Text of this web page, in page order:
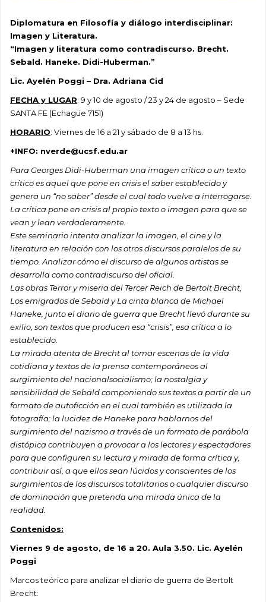
Diplomatura en Filosofía y diálogo interdisciplinar:
Imagen y Literatura.
“Imagen y literatura como contradiscurso. Brecht.
Sebald. Haneke. Didi-Huberman.”
Lic. Ayelén Poggi – Dra. Adriana Cid
FECHA y LUGAR: 9 y 10 de agosto / 23 y 24 de agosto – Sede
SANTA FE (Echagüe 7151)
HORARIO: Viernes de 16 a 21 y sábado de 8 a 13 hs.
+INFO: nverde@ucsf.edu.ar
Para Georges Didi-Huberman una imagen crítica o un texto
crítico es aquel que pone en crisis el saber establecido y
genera un “no saber” desde el cual todo vuelve a interrogarse.
La crítica pone en crisis al propio texto o imagen para que se
vean y lean verdaderamente.
Este seminario intenta analizar la imagen, el cine y la
literatura en relación con los otros discursos paralelos de su
tiempo. Analizar cómo el discurso de algunos artistas se
desarrolla como contradiscurso del oficial.
Las obras Terror y miseria del Tercer Reich de Bertolt Brecht,
Los emigrados de Sebald y La cinta blanca de Michael
Haneke, junto el diario de guerra que Brecht llevó durante su
exilio, son textos que producen esa “crisis”, esa crítica a lo
establecido.
La mirada atenta de Brecht al tomar escenas de la vida
cotidiana y textos de la prensa contemporáneos al
surgimiento del nacionalsocialismo; la nostalgia y
sensibilidad de Sebald componiendo sus textos a partir de un
formato de autoficción en el cual también es utilizada la
fotografía; la lucidez de Haneke para hablarnos del
surgimiento del nazismo a través de un formato de parábola
distópica contribuyen a provocar a los lectores y espectadores
para que configuren su lectura y mirada de forma crítica y,
contribuir así, a que ellos sean lúcidos y conscientes de los
surgimientos de los discursos totalitarios o cualquier discurso
de dominación que pretenda una mirada única de la
realidad.
Contenidos:
Viernes 9 de agosto, de 16 a 20. Aula 3.50. Lic. Ayelén
Poggi
Marcos teórico para analizar el diario de guerra de Bertolt
Brecht: